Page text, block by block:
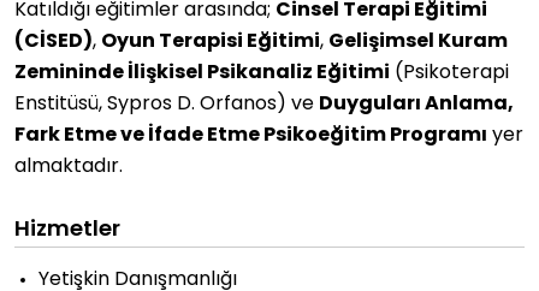
Katıldığı eğitimler arasında; Cinsel Terapi Eğitimi
(CİSED), Oyun Terapisi Eğitimi, Gelişimsel Kuram
Zemininde İlişkisel Psikanaliz Eğitimi (Psikoterapi
Enstitüsü, Sypros D. Orfanos) ve Duyguları Anlama,
Fark Etme ve İfade Etme Psikoeğitim Programı yer
almaktadır.
Hizmetler
Yetişkin Danışmanlığı